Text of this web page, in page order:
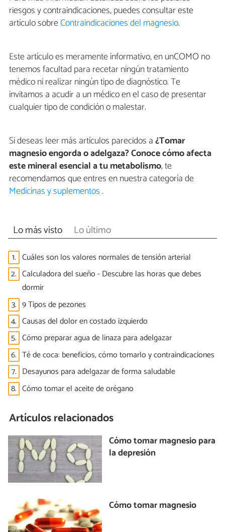
riesgos y contraindicaciones, puedes consultar este
artículo sobreContraindicaciones del magnesio.
Este artículo es meramente informativo, en unCOMO no
tenemos facultad para recetar ningún tratamiento
médico ni realizar ningún tipo de diagnóstico. Te
invitamos a acudir a un médico en el caso de presentar
cualquier tipo de condición o malestar.
Si deseas leer más artículos parecidos a¿Tomar
magnesio engorda o adelgaza? Conoce cómo afecta
este mineral esencial a tu metabolismo, te
recomendamos que entres en nuestra categoría de
Medicinas y suplementos.
Lo más visto Lo último
1. Cuáles son los valores normales de tensión arterial
2. Calculadora del sueño - Descubre las horas que debes
dormir
3. 9 Tipos de pezones
4. Causas del dolor en costado izquierdo
5. Cómo preparar agua de linaza para adelgazar
6. Té de coca: beneficios, cómo tomarlo y contraindicaciones
7. Desayunos para adelgazar de forma saludable
8. Cómo tomar el aceite de orégano
Artículos relacionados
Cómo tomar magnesio para
la depresión
Cómo tomar magnesio